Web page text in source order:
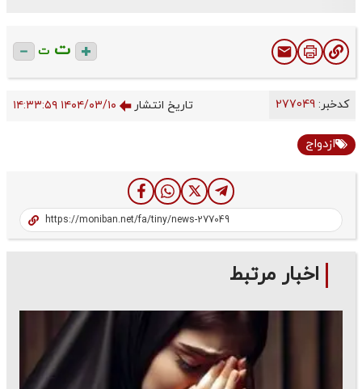
ت ت
کدخبر: تاریخ انتشار ۱۴۰۴/۰۳/۱۰ ۱۴:۳۳:۵۹
ازدواج
اخبار مرتبط